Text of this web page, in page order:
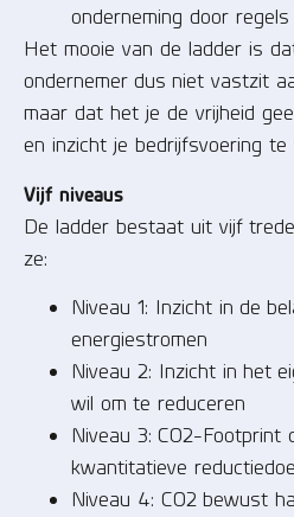
onderneming door
Het mooie van de ladder is
ondernemer dus niet vastzit
maar dat het je de vrijheid
en inzicht je bedrijfsvoering te
Vijf niveaus
De ladder bestaat uit vijf
ze:
Niveau 1: Inzicht in de
energiestromen
Niveau 2: Inzicht in het
wil om te reduceren
Niveau 3: CO2-Footprint
kwantitatieve
Niveau 4: CO2 bewust